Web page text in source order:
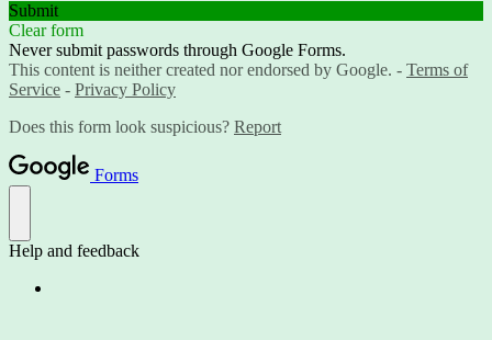
Submit
Clear form
Never submit passwords through Google Forms.
This content is neither created nor endorsed by Google. - Terms of
Service - Privacy Policy
Does this form look suspicious? Report
Forms
Help and feedback